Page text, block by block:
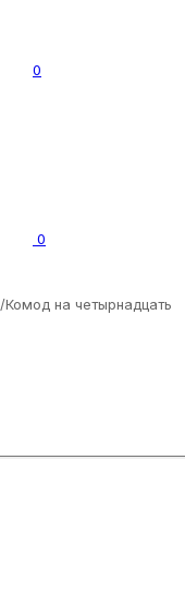
0
0
/Комод на четырнадцать